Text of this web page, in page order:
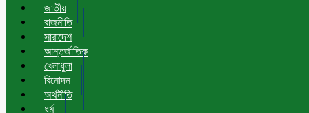
জাতীয়
রাজনীতি
সারাদেশ
আন্তর্জাতিক
খেলাধুলা
বিনোদন
অর্থনীতি
ধর্ম